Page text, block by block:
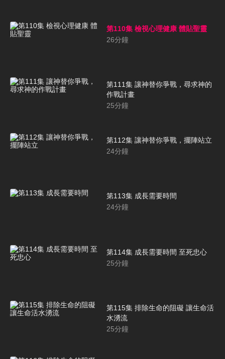
第110集 檢視心理健康 體貼聖靈
26分鐘
第111集 讓神替你爭戰，尋求神的
作戰計畫
25分鐘
第112集 讓神替你爭戰，擺陣站立
24分鐘
第113集 成長需要時間
24分鐘
第114集 成長需要時間 至死忠心
25分鐘
第115集 排除生命的阻礙 讓生命活
水湧流
25分鐘